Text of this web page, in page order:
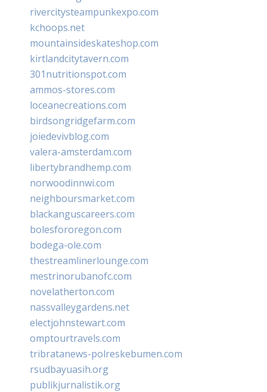
rivercitysteampunkexpo.com
kchoops.net
mountainsideskateshop.com
kirtlandcitytavern.com
301nutritionspot.com
ammos-stores.com
loceanecreations.com
birdsongridgefarm.com
joiedevivblog.com
valera-amsterdam.com
libertybrandhemp.com
norwoodinnwi.com
neighboursmarket.com
blackanguscareers.com
bolesfororegon.com
bodega-ole.com
thestreamlinerlounge.com
mestrinorubanofc.com
novelatherton.com
nassvalleygardens.net
electjohnstewart.com
omptourtravels.com
tribratanews-polreskebumen.com
rsudbayuasih.org
publikjurnalistik.org